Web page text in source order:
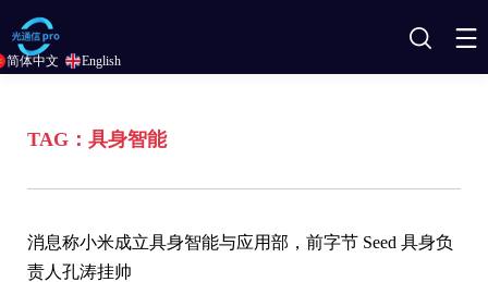
搜
TAG：具身智能
消息称小米成立具身智能与应用部，前字节 Seed 具身负
责人孔涛挂帅
简体中文 English